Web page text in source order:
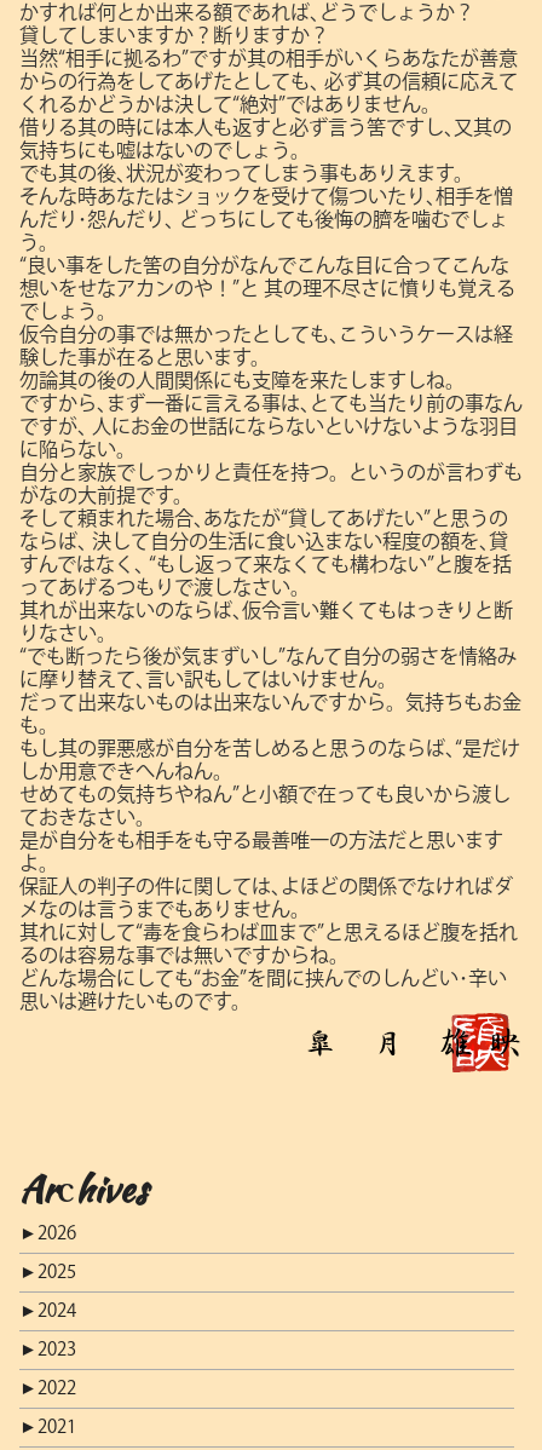
かすれば何とか出来る額であれば､どうでしょうか？
貸してしまいますか？断りますか？
当然“相手に拠るわ”ですが其の相手がいくらあなたが善意
からの行為をしてあげたとしても､
必ず其の信頼に応えて
くれるかどうかは決して“絶対”ではありません。
借りる其の時には本人も返すと必ず言う筈ですし､又其の
気持ちにも嘘はないのでしょう。
でも其の後､状況が変わってしまう事もありえます。
そんな時あなたはショックを受けて傷ついたり､相手を憎
んだり･怨んだり､
どっちにしても後悔の臍を噛むでしょ
う。
“良い事をした筈の自分がなんでこんな目に合ってこんな
想いをせなアカンのや！”と 其の理不尽さに憤りも覚える
でしょう。
仮令自分の事では無かったとしても､こういうケースは経
験した事が在ると思います。
勿論其の後の人間関係にも支障を来たしますしね。
ですから､まず一番に言える事は､とても当たり前の事なん
ですが､
人にお金の世話にならないといけないような羽目
に陥らない。
自分と家族でしっかりと責任を持つ。というのが言わずも
がなの大前提です。
そして頼まれた場合､あなたが“貸してあげたい”と思うの
ならば､
決して自分の生活に食い込まない程度の額を､貸
すんではなく､
“もし返って来なくても構わない”と腹を括
ってあげるつもりで渡しなさい。
其れが出来ないのならば､仮令言い難くてもはっきりと断
りなさい。
“でも断ったら後が気まずいし”なんて自分の弱さを情絡み
に摩り替えて､言い訳もしてはいけません。
だって出来ないものは出来ないんですから。気持ちもお金
も。
もし其の罪悪感が自分を苦しめると思うのならば､“是だけ
しか用意できへんねん。
せめてもの気持ちやねん”と小額で在っても良いから渡し
ておきなさい。
是が自分をも相手をも守る最善唯一の方法だと思います
よ。
保証人の判子の件に関しては､よほどの関係でなければダ
メなのは言うまでもありません。
其れに対して“毒を食らわば皿まで”と思えるほど腹を括れ
るのは容易な事では無いですからね。
どんな場合にしても“お金”を間に挟んでのしんどい･辛い
思いは避けたいものです。
Archives
► 2026
► 2025
► 2024
► 2023
► 2022
► 2021